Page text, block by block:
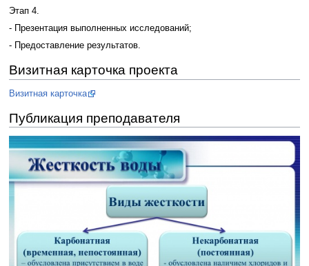
Этап 4.
- Презентация выполненных исследований;
- Предоставление результатов.
Визитная карточка проекта
Визитная карточка
Публикация преподавателя